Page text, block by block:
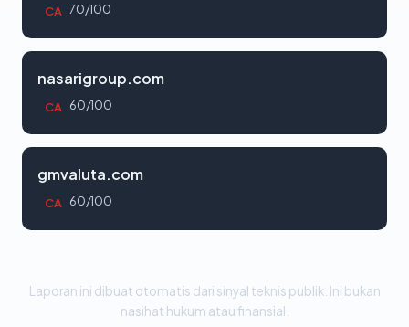
CA 70/100
nasarigroup.com
CA 60/100
gmvaluta.com
CA 60/100
Laporan ini dibuat otomatis dari sinyal teknis publik. Ini bukan
nasihat hukum atau finansial.